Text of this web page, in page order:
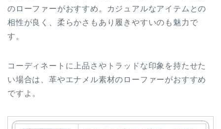
のローファーがおすすめ。カジュアルなアイテムとの
相性が良く、柔らかさもあり履きやすいのも魅力で
す。
コーディネートに上品さやトラッドな印象を持たせた
い場合は、革やエナメル素材のローファーがおすすめ
ですよ。